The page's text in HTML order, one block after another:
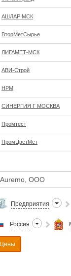
АШЛАР МСК
ВторМетСырье
ЛИГАМЕТ-МСК
АВИ-Строй
НРМ
СИНЕРГИЯ Г МОСКВА
Промтест
ПромЦветМет
Предприятия
Россия
Цены